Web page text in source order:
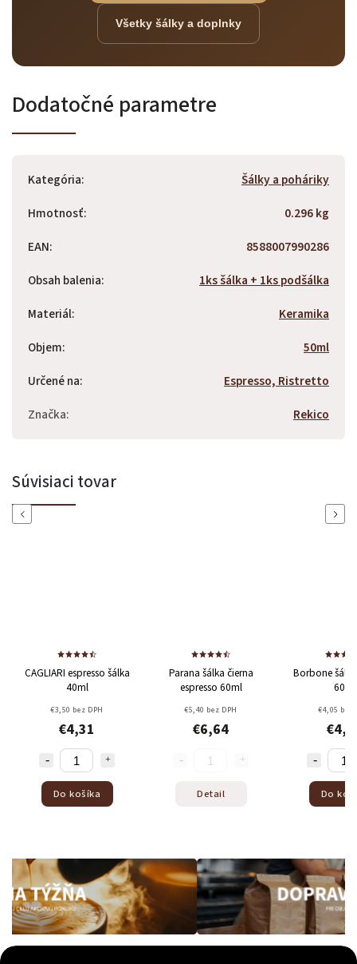
Všetky šálky a doplnky
Dodatočné parametre
Kategória:
Šálky a poháriky
Hmotnosť:
0.296 kg
EAN:
8588007990286
Obsah balenia:
1ks šálka + 1ks podšálka
Materiál:
Keramika
Objem:
50ml
Určené na:
Espresso, Ristretto
Značka: Rekico
Súvisiaci tovar
Previous
CAGLIARI espresso šálka
40ml
€3,50 bez DPH
€4,31
Do košíka
Parana šálka čierna
espresso 60ml
€5,40 bez DPH
€6,64
Detail
Borbone
60ml
€4,05 bez
Do
Next